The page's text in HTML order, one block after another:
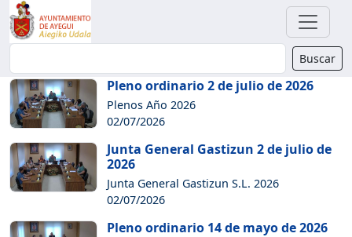
Buscador Buscar
Pleno ordinario 2 de julio de 2026
Plenos Año 2026
02/07/2026
Junta General Gastizun 2 de julio de
2026
Junta General Gastizun S.L. 2026
02/07/2026
Pleno ordinario 14 de mayo de 2026